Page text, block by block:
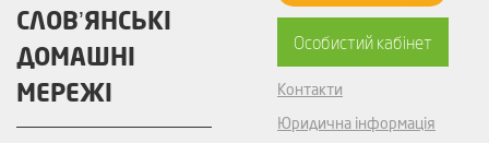
СЛОВʼЯНСЬКІ
ДОМАШНІ
МЕРЕЖІ
Особистий кабінет
Контакти
Юридична інформація